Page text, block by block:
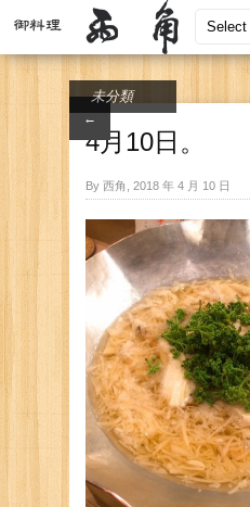
←
未分類
4月10日。
By 西角, 2018 年 4 月 10 日